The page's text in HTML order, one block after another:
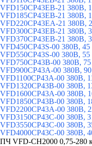
VFD150CP43EB-21 380В,
VFD185CP43EB-21 380В,
VFD220CP43EA-21 380В,
VFD300CP43EB-21 380В,
VFD370CP43EB-21 380В,
VFD450CP43S-00 380В, 45
VFD550CP43S-00 380В, 55
VFD750CP43B-00 380В,
VFD900CP43A-00 380В,
VFD1100CP43A-00 380В,
VFD1320CP43B-00 380В,
VFD1600CP43A-00 380В,
VFD1850CP43B-00 380В,
VFD2200CP43A-00 380В,
VFD3150CP43C-00 380В,
VFD3550CP43C-00 380В,
VFD4000CP43C-00 380В,
ПЧ VFD-CH2000 0,75-280